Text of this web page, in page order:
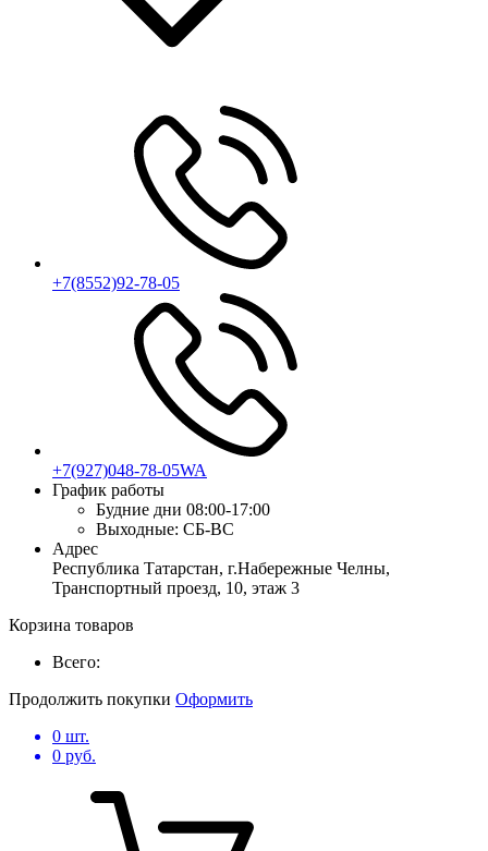
+7(8552)92-78-05
+7(927)048-78-05WA
График работы
Будние дни 08:00-17:00
Выходные: СБ-ВС
Адрес
Республика Татарстан, г.Набережные Челны,
Транспортный проезд, 10, этаж 3
Корзина товаров
Всего:
Продолжить покупки Оформить
0 шт.
0 руб.